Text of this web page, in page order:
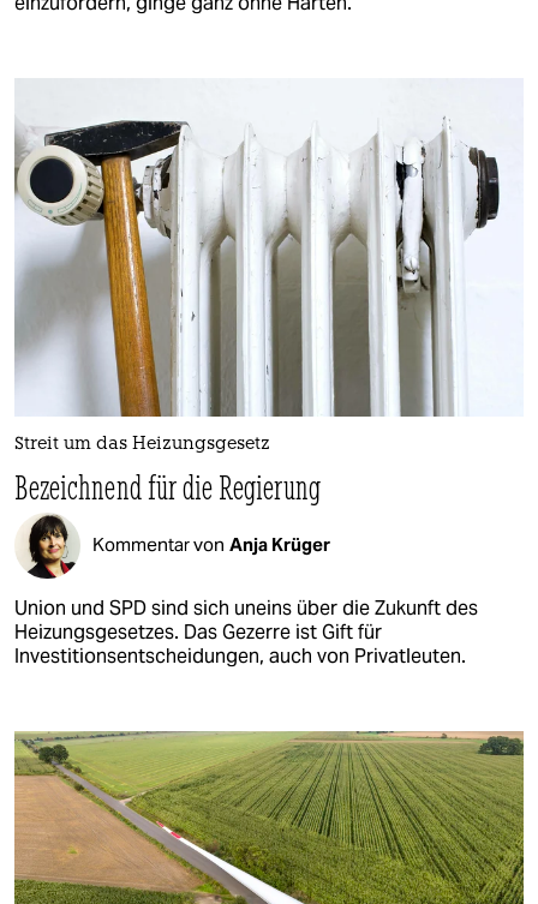
Streit um das Heizungsgesetz
Bezeichnend für die Regierung
Kommentar von Anja Krüger
Union und SPD sind sich uneins über die Zukunft des
Heizungsgesetzes. Das Gezerre ist Gift für
Investitionsentscheidungen, auch von Privatleuten.